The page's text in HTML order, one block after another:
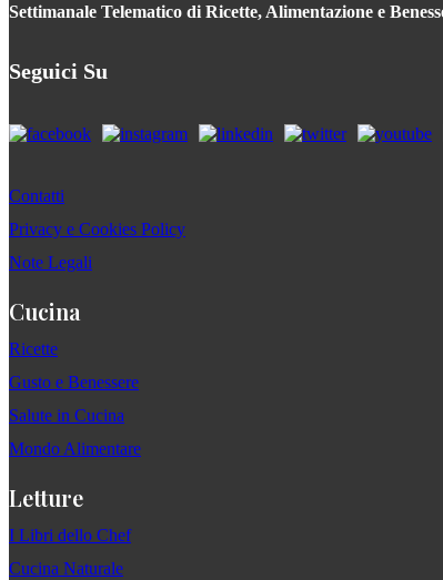
Settimanale Telematico di Ricette, Alimentazione e
Seguici Su
Contatti
Privacy e Cookies Policy
Note Legali
Cucina
Ricette
Gusto e Benessere
Salute in Cucina
Mondo Alimentare
Letture
I Libri dello Chef
Cucina Naturale